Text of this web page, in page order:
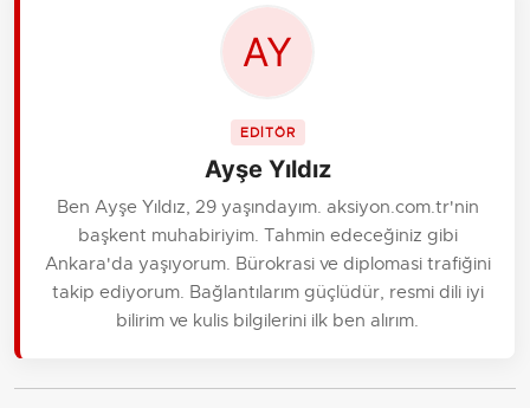
EDİTÖR
Ayşe Yıldız
Ben Ayşe Yıldız, 29 yaşındayım. aksiyon.com.tr'nin
başkent muhabiriyim. Tahmin edeceğiniz gibi
Ankara'da yaşıyorum. Bürokrasi ve diplomasi trafiğini
takip ediyorum. Bağlantılarım güçlüdür, resmi dili iyi
bilirim ve kulis bilgilerini ilk ben alırım.